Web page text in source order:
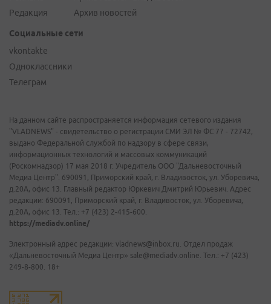
Редакция
Архив новостей
Социальные сети
vkontakte
Одноклассники
Телеграм
На данном сайте распространяется информация сетевого издания
"VLADNEWS" - свидетельство о регистрации СМИ ЭЛ № ФС 77 - 72742,
выдано Федеральной службой по надзору в сфере связи,
информационных технологий и массовых коммуникаций
(Роскомнадзор) 17 мая 2018 г. Учредитель ООО "Дальневосточный
Медиа Центр". 690091, Приморский край, г. Владивосток, ул. Уборевича,
д.20А, офис 13. Главный редактор Юркевич Дмитрий Юрьевич. Адрес
редакции: 690091, Приморский край, г. Владивосток, ул. Уборевича,
д.20А, офис 13. Тел.: +7 (423) 2-415-600.
https://mediadv.online/
Электронный адрес редакции: vladnews@inbox.ru. Отдел продаж
«Дальневосточный Медиа Центр» sale@mediadv.online. Тел.: +7 (423)
249-8-800. 18+